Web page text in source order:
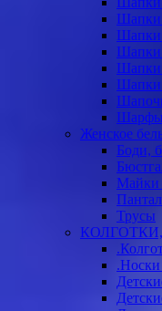
Шапки
Шапки
Шапки
Шапки
Шапки
Женское
Боди,
Майки
Трусы
КОЛГОТКИ,